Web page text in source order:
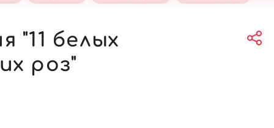
"11 белых
роз"